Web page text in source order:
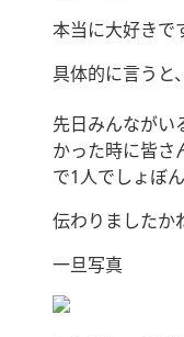
本当に大好きで
具体的に言うと、
先日みんながい
かった時に皆さ
で1人でしょぼ
伝わりましたか
一旦写真